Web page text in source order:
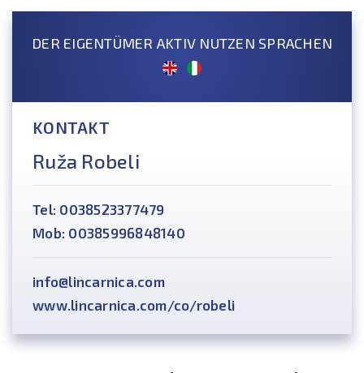
DER EIGENTÜMER AKTIV NUTZEN SPRACHEN
KONTAKT
Ruža Robeli
Tel: 0038523377479
Mob: 00385996848140
info@lincarnica.com
www.lincarnica.com/co/robeli